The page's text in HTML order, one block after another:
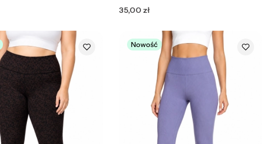
Cena
35,00 zł
Nowość